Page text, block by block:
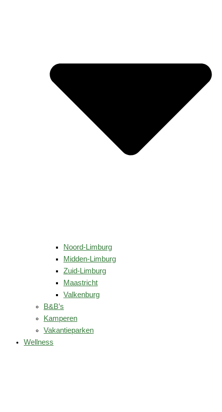
Noord-Limburg
Midden-Limburg
Zuid-Limburg
Maastricht
Valkenburg
B&B’s
Kamperen
Vakantieparken
Wellness